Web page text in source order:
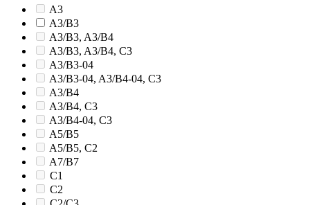
A3
A3/B3
A3/B3, A3/B4
A3/B3, A3/B4, C3
A3/B3-04
A3/B3-04, A3/B4-04, C3
A3/B4
A3/B4, C3
A3/B4-04, C3
A5/B5
A5/B5, C2
A7/B7
C1
C2